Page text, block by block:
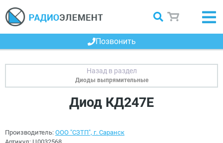
Позвонить
Диоды выпрямительные
Диод КД247Е
Производитель: ООО "СЗТП", г. Саранск